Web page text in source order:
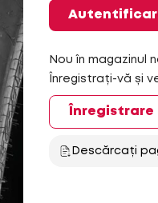
Nou în magazinul
Înregistrați-vă și
Înregistrare
Descărcați